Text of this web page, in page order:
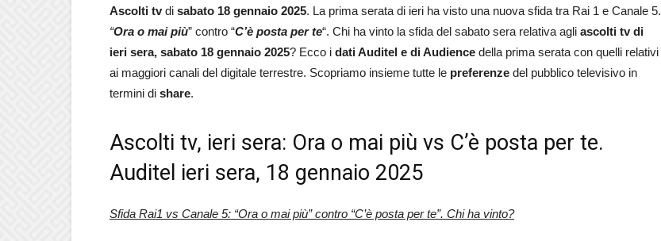
Ascolti tvdi sabato 18 gennaio 2025. La prima serata di ieri ha visto una nuova sfida tra Rai 1 e Canale 5.
“Ora o mai più” contro “C’è posta per te“. Chi ha vinto la sfida del sabato sera relativa agli ascolti tv di
ieri sera, sabato 18 gennaio 2025? Ecco i dati Auditel e di Audience della prima serata con quelli relativi
ai maggiori canali del digitale terrestre. Scopriamo insieme tutte le preferenze del pubblico televisivo in
termini di share.
Ascolti tv, ieri sera: Ora o mai più vs C’è posta per te.
Auditel ieri sera, 18 gennaio 2025
Sfida Rai1 vs Canale 5: “Ora o mai più” contro “C’è posta per te”. Chi ha vinto?